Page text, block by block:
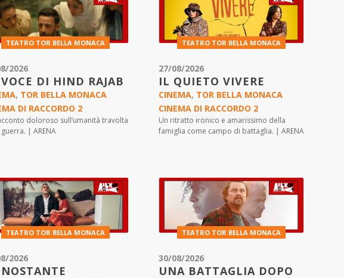
TEATRO TOR BELLA MONACA
2026
DI HIND RAJAB
, TOR BELLA MONACA
DI RACCORDO 2
doloroso sull’umanità travolta
| ARENA
TEATRO TOR BELLA MONACA
27/08/2026
IL QUIETO VIVERE
CINEMA, TOR BELLA MONACA
CINEMA DI RACCORDO 2
Un ritratto ironico e amarissimo della
famiglia come campo di battaglia. | ARENA
TEATRO TOR BELLA MONACA
2026
TEATRO TOR BELLA MONACA
30/08/2026
UNA BATTAGLIA DOPO